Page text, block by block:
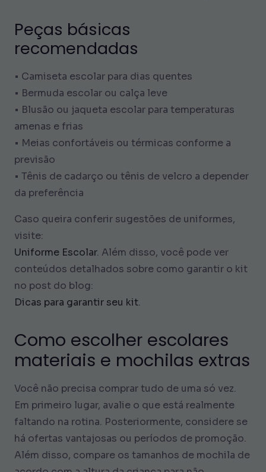
Peças básicas
recomendadas
• Camiseta escolar para dias quentes
• Bermuda escolar ou calça leve
• Blusão ou jaqueta escolar para temperaturas
amenas e frias
• Meias confortáveis ou térmicas conforme a
previsão
• Tênis de cadarço ou tênis de velcro a depender
da preferência
Caso queira conferir sugestões de uniformes,
visite:
Uniforme Escolar. Além disso, você pode ver
conteúdos detalhados sobre como garantir o kit
no post do blog:
Dicas para garantir seu kit.
Como escolher escolares
materiais e mochilas extras
Você não precisa comprar tudo de uma só vez.
Em primeiro lugar, avalie o que está realmente
faltando na rotina. Posteriormente, considere se
há ofertas vantajosas ou períodos de promoção.
Além disso, compare os tamanhos de mochila de